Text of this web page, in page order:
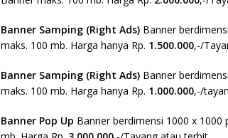
Banner Samping (Right Ads) Banner
maks. 100 mb. Harga hanya Rp. 1.500.000,-/
Banner Samping (Right Ads) Banner
maks. 100 mb. Harga hanya Rp. 1.000.000,-/
Banner Pop Up Banner berdimensi 1000 x 1000